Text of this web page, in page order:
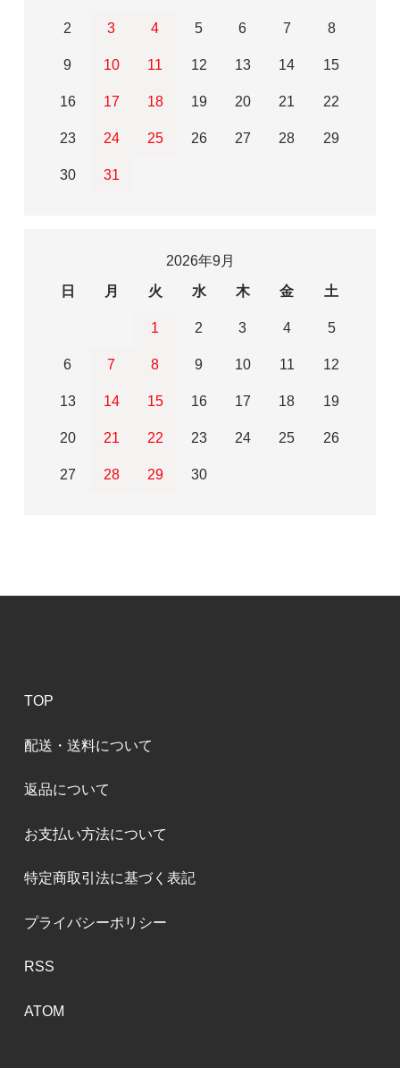
2 3 4 5 6 7 8
9 10 11 12 13 14 15
16 17 18 19 20 21 22
23 24 25 26 27 28 29
30 31
2026年9月
日
月 火 水 木 金 土
1 2 3 4 5
6 7 8 9 10 11 12
13 14 15 16 17 18 19
20 21 22 23 24 25 26
27 28 29 30
TOP
配送・送料について
返品について
お支払い方法について
特定商取引法に基づく表記
プライバシーポリシー
RSS
ATOM